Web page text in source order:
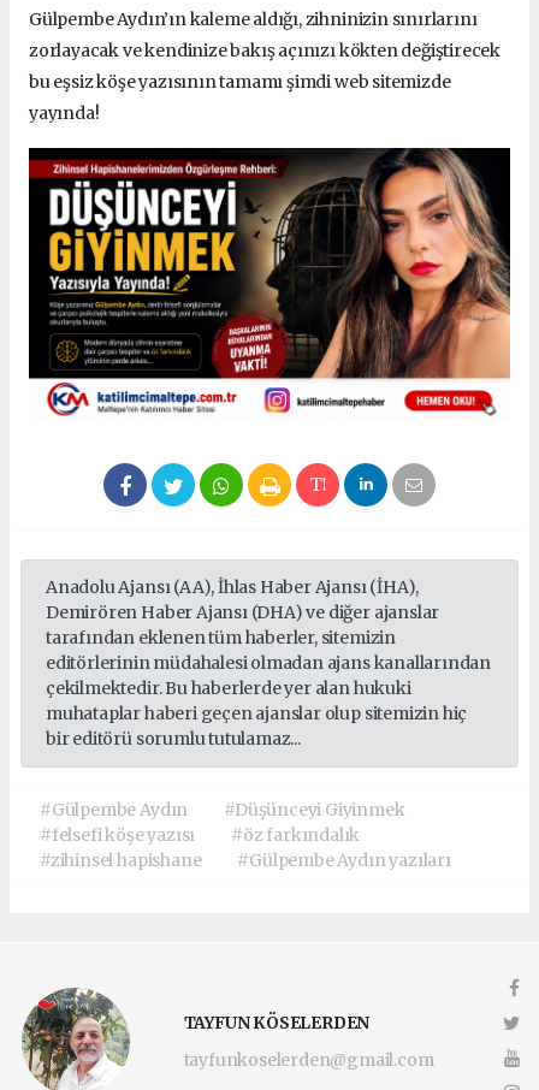
Gülpembe Aydın’ın kaleme aldığı, zihninizin sınırlarını
zorlayacak ve kendinize bakış açınızı kökten değiştirecek
bu eşsiz köşe yazısının tamamı şimdi web sitemizde
yayında!
Anadolu Ajansı (AA), İhlas Haber Ajansı (İHA),
Demirören Haber Ajansı (DHA) ve diğer ajanslar
tarafından eklenen tüm haberler, sitemizin
editörlerinin müdahalesi olmadan ajans kanallarından
çekilmektedir. Bu haberlerde yer alan hukuki
muhataplar haberi geçen ajanslar olup sitemizin hiç
bir editörü sorumlu tutulamaz...
#Gülpembe Aydın
#Düşünceyi Giyinmek
#felsefi köşe yazısı
#öz farkındalık
#zihinsel hapishane
#Gülpembe Aydın yazıları
TAYFUN KÖSELERDEN
tayfunkoselerden@gmail.com